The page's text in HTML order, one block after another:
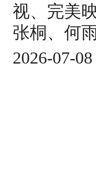
视、完美
张桐、何
2026-07-